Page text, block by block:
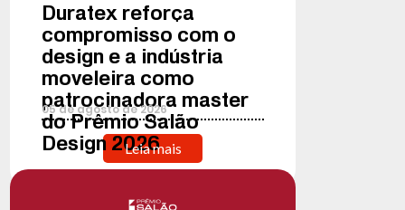
Duratex reforça
compromisso com o
design e a indústria
moveleira como
patrocinadora master
do Prêmio Salão
Design 2026
05deagostode2026
Leia mais